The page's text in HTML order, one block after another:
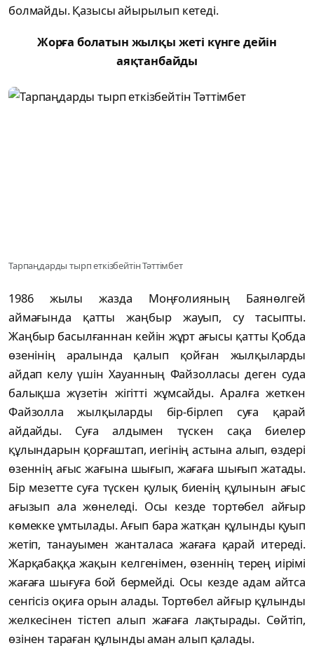
болмайды. Қазысы айырылып кетеді.
Жорға болатын жылқы жеті күнге дейін
аяқтанбайды
Тарпаңдарды тырп еткізбейтін Тәттімбет
1986 жылы жазда Моңғолияның Баянөлгей
аймағында қатты жаңбыр жауып, су тасыпты.
Жаңбыр басылғаннан кейін жұрт ағысы қатты Қобда
өзенінің аралында қалып қойған жылқыларды
айдап келу үшін Хауанның Файзолласы деген суда
балықша жүзетін жігітті жұмсайды. Аралға жеткен
Файзолла жылқыларды бір-бірлеп суға қарай
айдайды. Суға алдымен түскен сақа биелер
құлындарын қорғаштап, иегінің астына алып, өздері
өзеннің ағыс жағына шығып, жағаға шығып жатады.
Бір мезетте суға түскен қулық биенің құлынын ағыс
ағызып ала жөнеледі. Осы кезде тортөбел айғыр
көмекке ұмтылады. Ағып бара жатқан құлынды қуып
жетіп, танауымен жанталаса жағаға қарай итереді.
Жарқабаққа жақын келгенімен, өзеннің терең иірімі
жағаға шығуға бой бермейді. Осы кезде адам айтса
сенгісіз оқиға орын алады. Тортөбел айғыр құлынды
желкесінен тістеп алып жағаға лақтырады. Сөйтіп,
өзінен тараған құлынды аман алып қалады.